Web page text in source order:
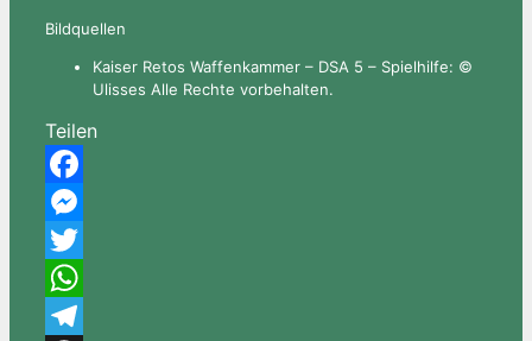
Bildquellen
Kaiser Retos Waffenkammer – DSA 5 – Spielhilfe: ©
Ulisses Alle Rechte vorbehalten.
Teilen
Facebook
Messenger
Twitter
WhatsApp